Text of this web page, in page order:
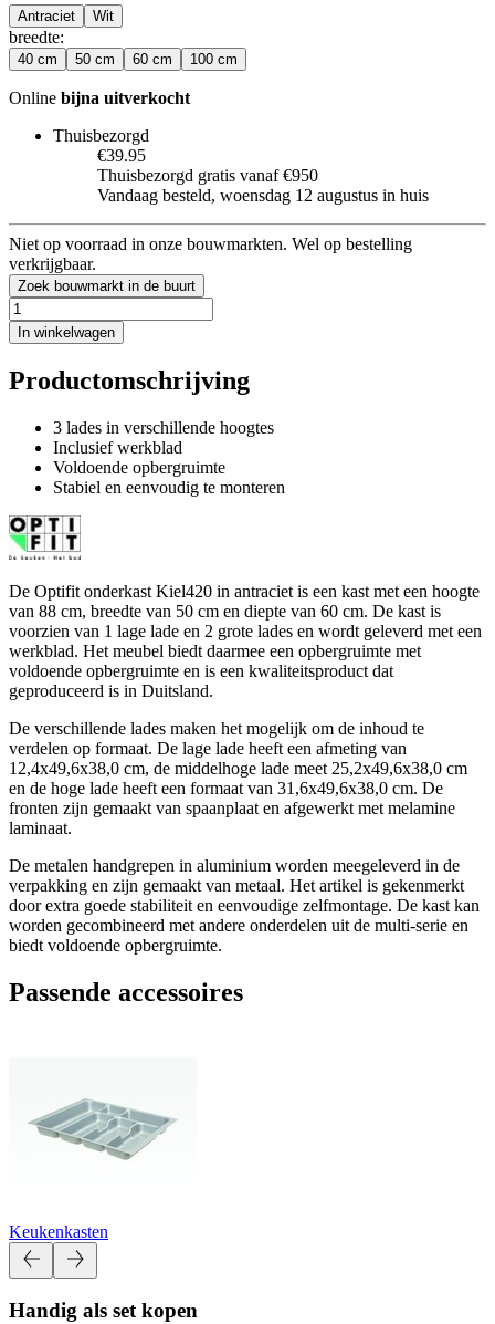
Antraciet Wit
breedte:
40 cm 50 cm 60 cm 100 cm
Online bijna uitverkocht
Thuisbezorgd
€39.95
Thuisbezorgd gratis vanaf €950
Vandaag besteld, woensdag 12 augustus in huis
Niet op voorraad in onze bouwmarkten. Wel op bestelling
verkrijgbaar.
Zoek bouwmarkt in de buurt
In winkelwagen
Productomschrijving
3 lades in verschillende hoogtes
Inclusief werkblad
Voldoende opbergruimte
Stabiel en eenvoudig te monteren
De Optifit onderkast Kiel420 in antraciet is een kast met een hoogte
van 88 cm, breedte van 50 cm en diepte van 60 cm. De kast is
voorzien van 1 lage lade en 2 grote lades en wordt geleverd met een
werkblad. Het meubel biedt daarmee een opbergruimte met
voldoende opbergruimte en is een kwaliteitsproduct dat
geproduceerd is in Duitsland.
De verschillende lades maken het mogelijk om de inhoud te
verdelen op formaat. De lage lade heeft een afmeting van
12,4x49,6x38,0 cm, de middelhoge lade meet 25,2x49,6x38,0 cm
en de hoge lade heeft een formaat van 31,6x49,6x38,0 cm. De
fronten zijn gemaakt van spaanplaat en afgewerkt met melamine
laminaat.
De metalen handgrepen in aluminium worden meegeleverd in de
verpakking en zijn gemaakt van metaal. Het artikel is gekenmerkt
door extra goede stabiliteit en eenvoudige zelfmontage. De kast kan
worden gecombineerd met andere onderdelen uit de multi-serie en
biedt voldoende opbergruimte.
Passende accessoires
Keukenkasten
Handig als set kopen